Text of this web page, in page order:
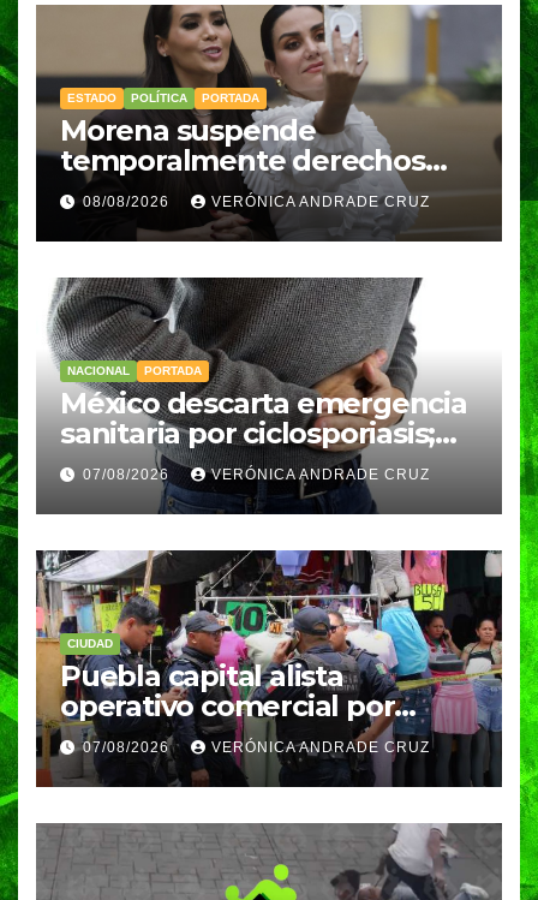
ESTADO POLÍTICA PORTADA
Morena suspende
temporalmente derechos
partidarios de Nayeli Salvatori
y Graciela Palomares
08/08/2026 VERÓNICA ANDRADE CRUZ
NACIONAL PORTADA
México descarta emergencia
sanitaria por ciclosporiasis;
reportan 33 casos en dos
meses
07/08/2026 VERÓNICA ANDRADE CRUZ
CIUDAD
Puebla capital alista
operativo comercial por
fiestas patrias y regreso a
clases
07/08/2026 VERÓNICA ANDRADE CRUZ